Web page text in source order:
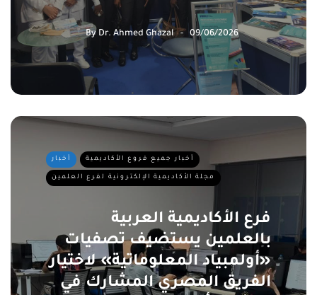
By Dr. Ahmed Ghazal 09/06/2026
أخبار أخبار جميع فروع الأكاديمية
مجلة الأكاديمية الإلكترونية لفرع العلمين
فرع الأكاديمية العربية
بالعلمين يستضيف تصفيات
«أولمبياد المعلوماتية» لاختيار
الفريق المصري المشارك في